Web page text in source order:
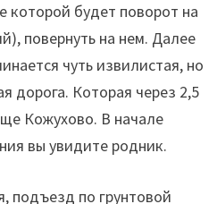
которой будет поворот на
), повернуть на нем. Далее
чуть извилистая, но
дорога. Которая через 2,5
Кожухово. В начале
вы увидите родник.
подъезд по грунтовой